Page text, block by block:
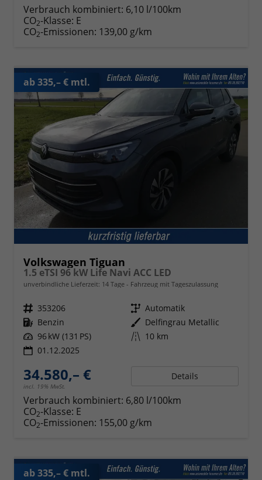
Verbrauch kombiniert: 6,10 l/100km
CO2-Klasse: E
CO2-Emissionen: 139,00 g/km
ab 335,– € mtl.
Volkswagen Tiguan
1.5 eTSI 96 kW Life Navi ACC LED
unverbindliche Lieferzeit: 14 Tage Fahrzeug mit Tageszulassung
Fahrzeugnr. 353206 Getriebe Automatik
Kraftstoff Benzin Außenfarbe Delfingrau Metallic
Leistung 96 kW (131 PS) Kilometerstand 10 km
01.12.2025
34.580,– €
incl. 19% MwSt.
Details
Verbrauch kombiniert: 6,80 l/100km
CO2-Klasse: E
CO2-Emissionen: 155,00 g/km
ab 335,– € mtl.